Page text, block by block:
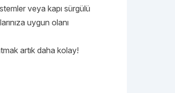
veya kapı sürgülü
uygun olanı
artık daha kolay!